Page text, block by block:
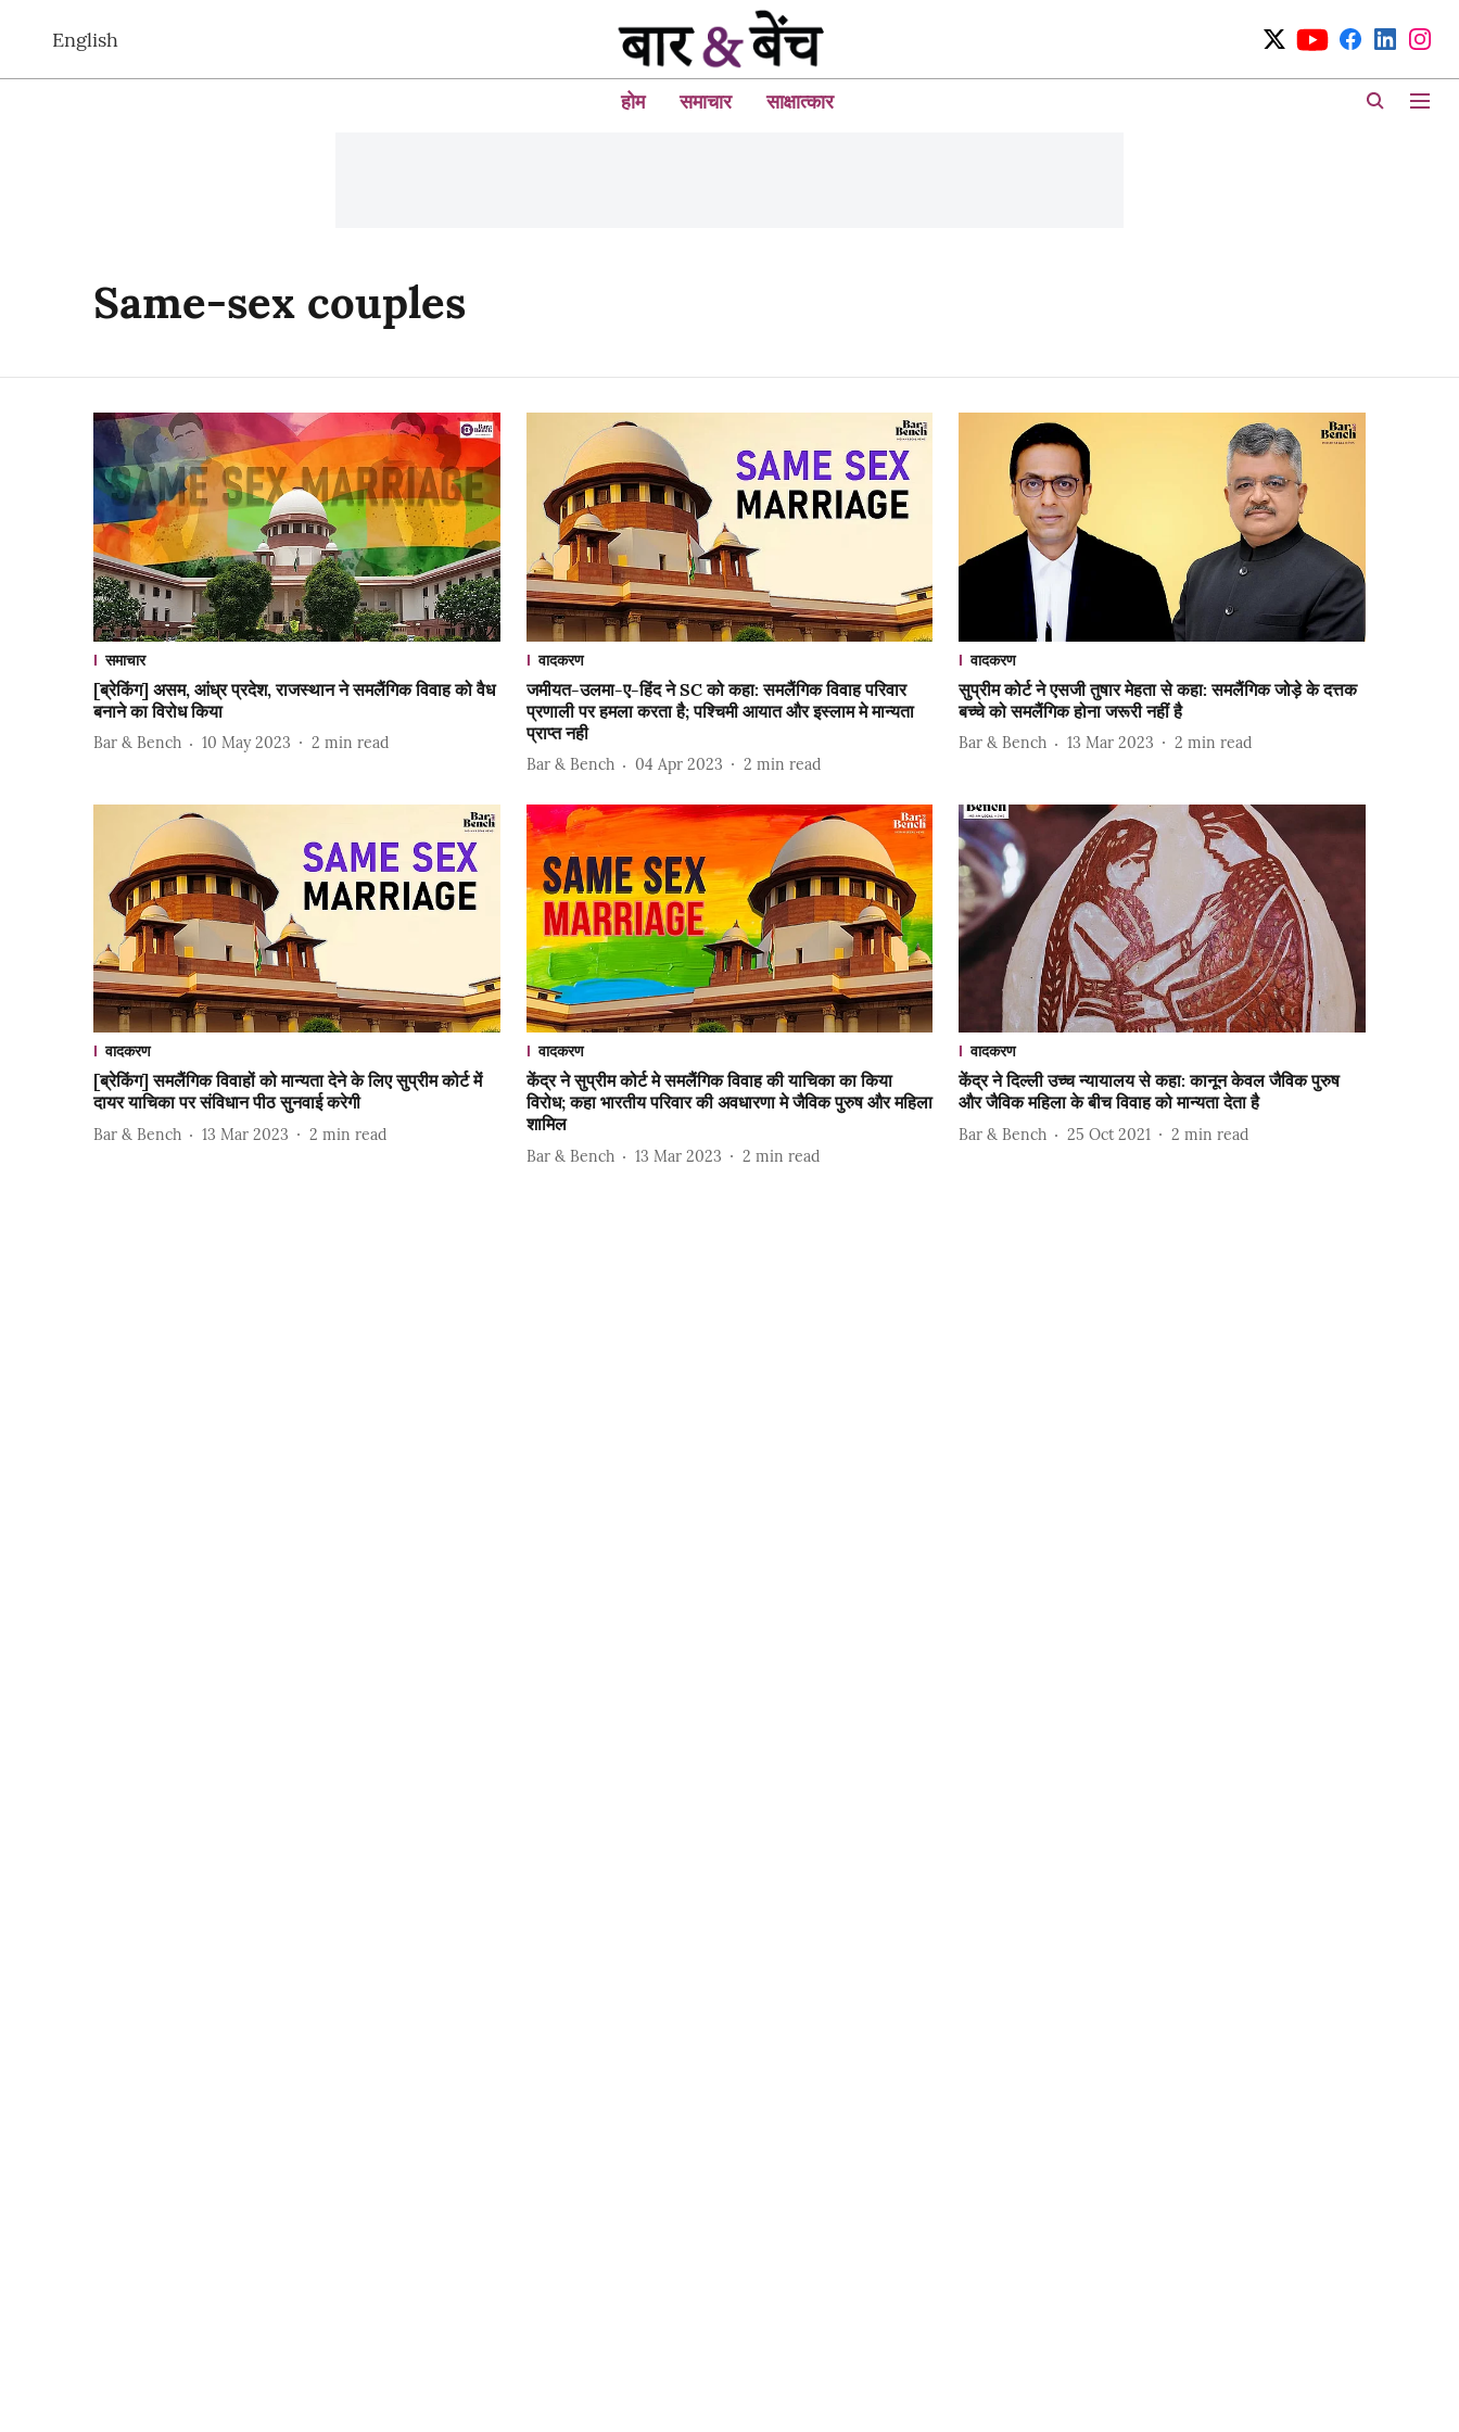
English
होम समाचार साक्षात्कार
Same-sex couples
समाचार
[ब्रेकिंग] असम, आंध्र प्रदेश, राजस्थान ने समलैंगिक विवाह को वैध
बनाने का विरोध किया
Bar & Bench 10 May 2023 2 min read
वादकरण
जमीयत-उलमा-ए-हिंद ने SC को कहा: समलैंगिक विवाह परिवार
प्रणाली पर हमला करता है; पश्चिमी आयात और इस्लाम मे मान्यता
प्राप्त नही
Bar & Bench 04 Apr 2023 2 min read
वादकरण
सुप्रीम कोर्ट ने एसजी तुषार मेहता से कहा: समलैंगिक जोड़े के दत्तक
बच्चे को समलैंगिक होना जरूरी नहीं है
Bar & Bench 13 Mar 2023 2 min read
वादकरण
[ब्रेकिंग] समलैंगिक विवाहों को मान्यता देने के लिए सुप्रीम कोर्ट में
दायर याचिका पर संविधान पीठ सुनवाई करेगी
Bar & Bench 13 Mar 2023 2 min read
वादकरण
केंद्र ने सुप्रीम कोर्ट मे समलैंगिक विवाह की याचिका का किया
विरोध; कहा भारतीय परिवार की अवधारणा मे जैविक पुरुष और महिला
शामिल
Bar & Bench 13 Mar 2023 2 min read
वादकरण
केंद्र ने दिल्ली उच्च न्यायालय से कहा: कानून केवल जैविक पुरुष
और जैविक महिला के बीच विवाह को मान्यता देता है
Bar & Bench 25 Oct 2021 2 min read